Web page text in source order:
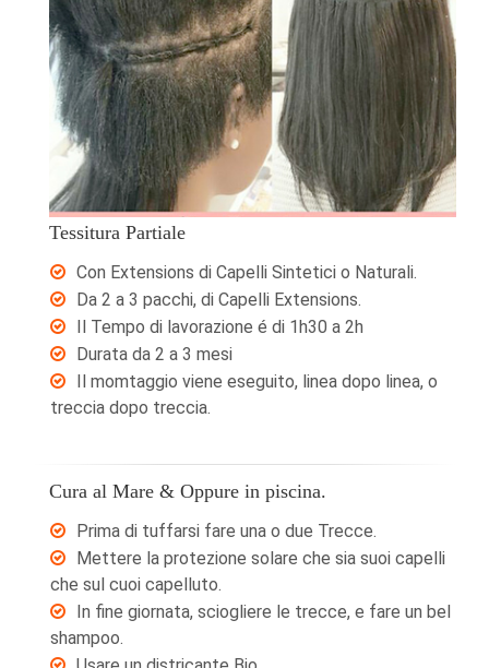
Tessitura Partiale
Con Extensions di Capelli Sintetici o Naturali.
Da 2 a 3 pacchi, di Capelli Extensions.
Il Tempo di lavorazione é di 1h30 a 2h
Durata da 2 a 3 mesi
Il momtaggio viene eseguito, linea dopo linea, o
treccia dopo treccia.
Cura al Mare & Oppure in piscina.
Prima di tuffarsi fare una o due Trecce.
Mettere la protezione solare che sia suoi capelli
che sul cuoi capelluto.
In fine giornata, sciogliere le trecce, e fare un bel
shampoo.